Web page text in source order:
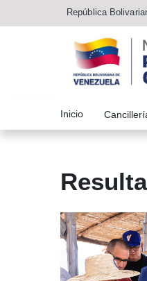
República
Inicio